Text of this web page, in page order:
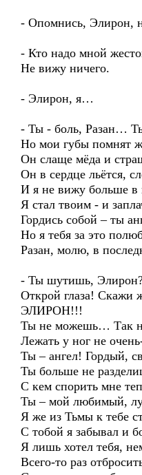
- Опомнись, Элирон,
- Кто надо мной
Не вижу ничего.
- Элирон, я…
- Ты - боль, Разан…
Но мои губы помнят
Он слаще мёда и
Он в сердце льётся,
И я не вижу больше в
Я стал твоим - и
Гордись собой – ты
Но я тебя за это
Разан, молю, в
- Ты шутишь,
Открой глаза! Скажи
ЭЛИРОН!!!
Ты не можешь… Так
Лежать у ног не
Ты – ангел! Гордый,
Ты больше не
С кем спорить мне
Ты – мой любимый,
Я же из Тьмы к тебе
С тобой я забывал и
Я лишь хотел тебя,
Всего-то раз